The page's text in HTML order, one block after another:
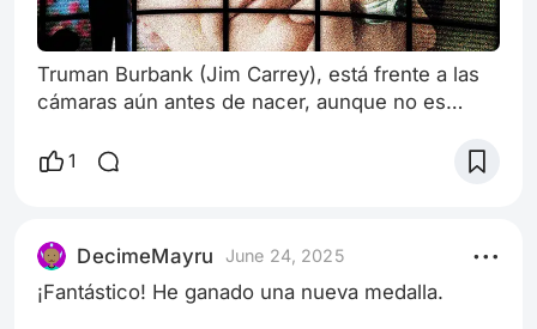
Truman Burbank (Jim Carrey), está frente a las
cámaras aún antes de nacer, aunque no es
es filmada a través de miles de cámaras ocultas
ejecutivo Christof (Ed Harris) captar la emoción
real de Truman y el comportamiento humano
cuando se pone en determinadas situacio
1
DecimeMayru June 24, 2025
¡Fantástico! He ganado una nueva medalla.